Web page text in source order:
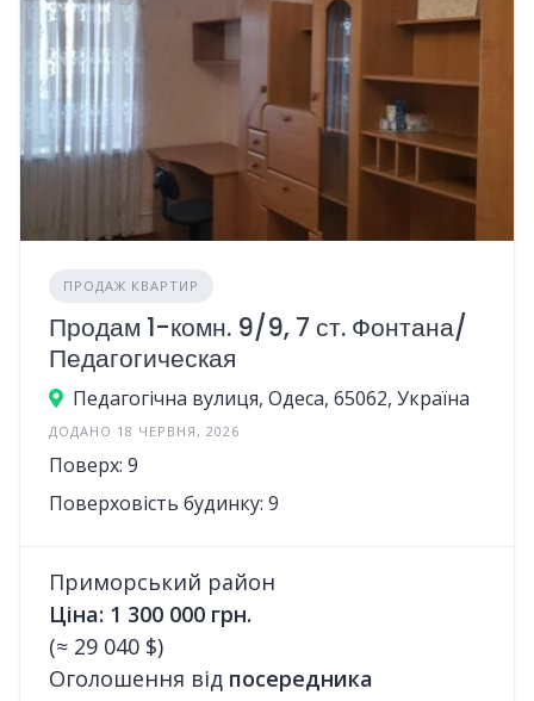
ПРОДАЖ КВАРТИР
Продам 1-комн. 9/9, 7 ст. Фонтана/
Педагогическая
Педагогічна вулиця, Одеса, 65062, Україна
ДОДАНО 18 ЧЕРВНЯ, 2026
Поверх: 9
Поверховість будинку: 9
Приморський район
Ціна: 1 300 000 грн.
(≈ 29 040 $)
Оголошення від посередника